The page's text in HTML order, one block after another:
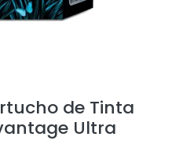
de Tinta
Ultra